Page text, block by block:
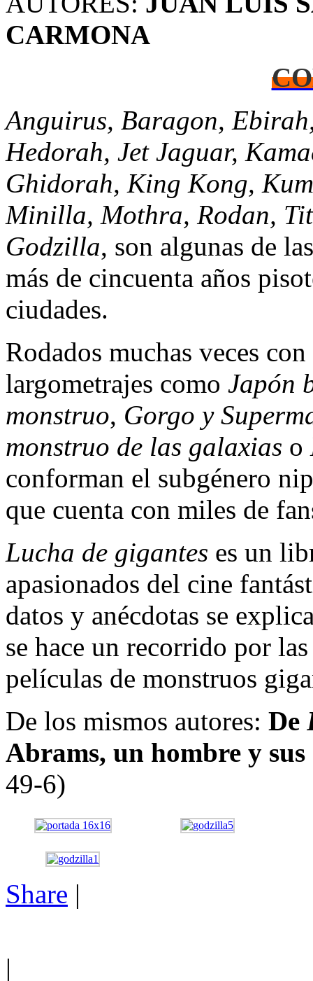
CARMONA
Anguirus, Baragon,
Hedorah, Jet Jaguar,
Ghidorah, King Kong,
Minilla, Mothra, Rodan,
Godzilla, son algunas de
más de cincuenta años
ciudades.
Rodados muchas veces
largometrajes como Japón
monstruo, Gorgo y
monstruo de las galaxias o
conforman el subgénero
que cuenta con miles de
Lucha de gigantes es un
apasionados del cine
datos y anécdotas se
se hace un recorrido por
películas de monstruos
De los mismos autores: De
Abrams, un hombre y sus
49-6)
Share |
|